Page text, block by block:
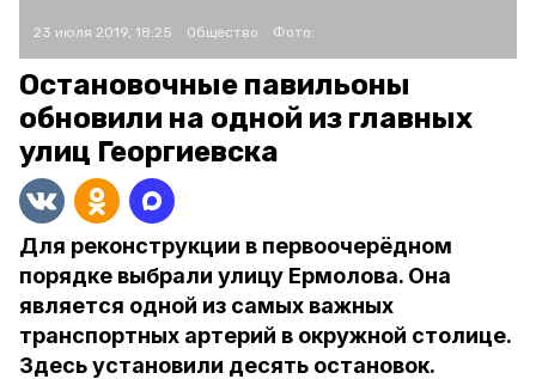
23 июля 2019, 18:25 Общество Фото:
Остановочные павильоны
обновили на одной из главных
улиц Георгиевска
Для реконструкции в первоочерёдном
порядке выбрали улицу Ермолова. Она
является одной из самых важных
транспортных артерий в окружной столице.
Здесь установили десять остановок.